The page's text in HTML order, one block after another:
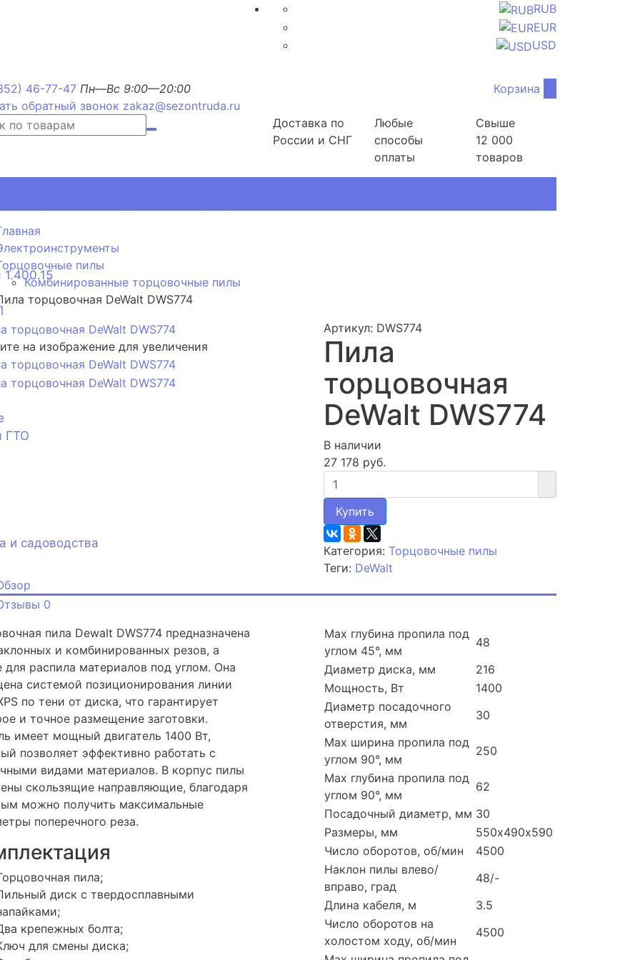
RUB
EUR
USD
46-77-47 Пн—Вс 9:00—20:00
обратный звонок zakaz@sezontruda.ru
Корзина
Доставка по
России и СНГ
Любые
способы
оплаты
Свыше
12 000
товаров
ГТО
и садоводства
пилы
Комбинированные торцовочные пилы
торцовочная DeWalt DWS774
на изображение для увеличения
Артикул: DWS774
Пила
торцовочная
DeWalt DWS774
В наличии
27 178 руб.
Купить
Категория: Торцовочные пилы
Теги: DeWalt
0
пила Dewalt DWS774 предназначена
и комбинированных резов, а
для распила материалов под углом. Она
системой позиционирования линии
по тени от диска, что гарантирует
и точное размещение заготовки.
имеет мощный двигатель 1400 Вт,
позволяет эффективно работать с
видами материалов. В корпус пилы
скользящие направляющие, благодаря
можно получить максимальные
поперечного реза.
пила;
диск с твердосплавными
крепежных болта;
для смены диска;
Max глубина пропила под
углом 45°, мм
48
Диаметр диска, мм
216
Мощность, Вт
1400
Диаметр посадочного
отверстия, мм
30
Max ширина пропила под
углом 90°, мм
250
Max глубина пропила под
углом 90°, мм
62
Посадочный диаметр, мм 30
Размеры, мм
550х490х590
Число оборотов, об/мин
4500
Наклон пилы влево/
вправо, град
48/-
Длина кабеля, м
3.5
Число оборотов на
холостом ходу, об/мин
4500